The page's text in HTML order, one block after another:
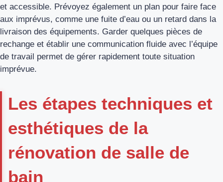
et accessible. Prévoyez également un plan pour faire face
aux imprévus, comme une fuite d’eau ou un retard dans la
livraison des équipements. Garder quelques pièces de
rechange et établir une communication fluide avec l’équipe
de travail permet de gérer rapidement toute situation
imprévue.
Les étapes techniques et
esthétiques de la
rénovation de salle de
bain